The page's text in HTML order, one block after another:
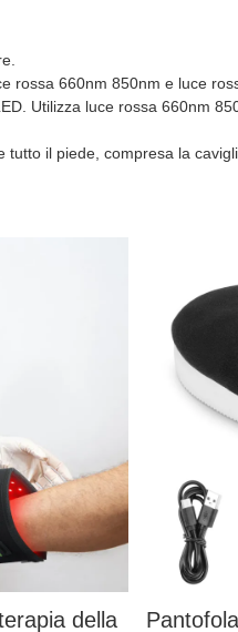
rossa 660nm 850nm e luce
Utilizza luce rossa 660nm
il piede, compresa la
della